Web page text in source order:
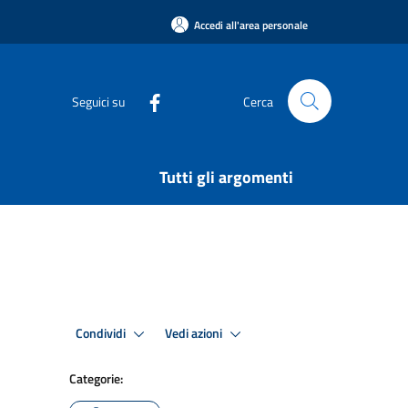
Accedi all'area personale
Seguici su Cerca
Tutti gli argomenti
Condividi Vedi azioni
Categorie: